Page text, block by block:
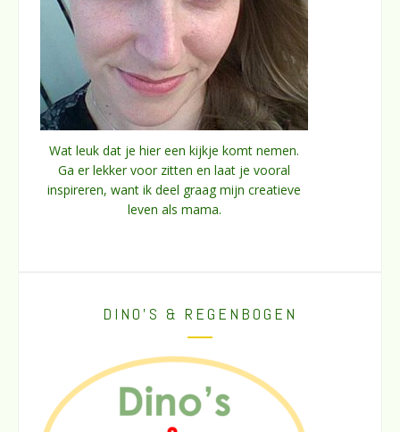
Wat leuk dat je hier een kijkje komt nemen.
Ga er lekker voor zitten en laat je vooral
inspireren, want ik deel graag mijn creatieve
leven als mama.
DINO’S & REGENBOGEN